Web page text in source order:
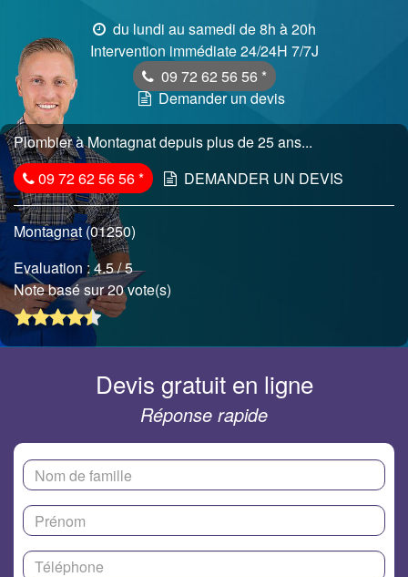
du lundi au samedi de 8h à 20h
Intervention immédiate 24/24H 7/7J
09 72 62 56 56 *
Demander un devis
Plombier à Montagnat depuis plus de 25 ans...
09 72 62 56 56* DEMANDER UN DEVIS
Montagnat (01250)
Evaluation :4.5/ 5
Note basé sur 20 vote(s)
Devis gratuit en ligne
Réponse rapide